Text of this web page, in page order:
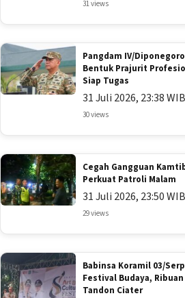
31 views
Pangdam IV/
Bentuk Prajurit
Siap Tugas
31 Juli 2026, 23:38 WIB
30 views
Cegah Gangguan
Perkuat Patroli Malam
31 Juli 2026, 23:50 WIB
29 views
Babinsa Koramil 03/
Festival Budaya,
Tandon Ciater